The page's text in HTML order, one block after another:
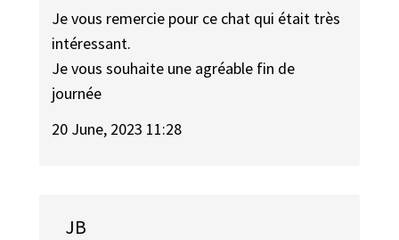
Je vous remercie pour ce chat qui était très
intéressant.
Je vous souhaite une agréable fin de
journée
20 June, 2023 11:28
JB